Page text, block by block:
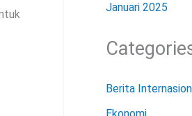
Januari 2025
Berita